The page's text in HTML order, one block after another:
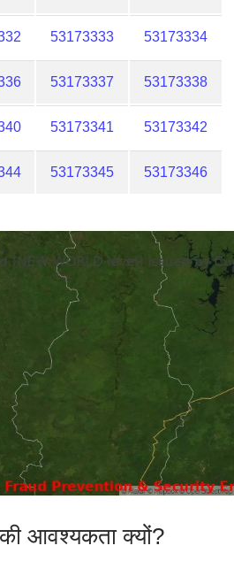
53173333 53173334
53173337 53173338
53173341 53173342
53173345 53173346
आवश्यकता क्यों?